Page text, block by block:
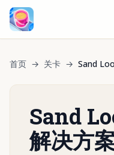
首页 → 关卡 → Sand
Sand
解决方